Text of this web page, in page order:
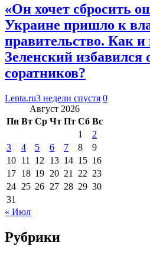
«Он хочет сбросить
Украине пришло к
правительство. Как и
Зеленский избавился
соратников?
Lenta.ru3 недели спустя 0
Август 2026
Пн Вт Ср Чт Пт Сб Вс
1
2
3
4 5 6 7 8
9
10 11 12 13 14 15 16
17 18 19 20 21 22 23
24 25 26 27 28 29 30
31
« Июл
Рубрики